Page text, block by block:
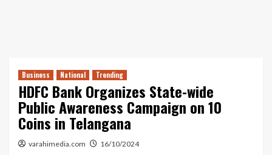
Business National Trending
HDFC Bank Organizes State-wide
Public Awareness Campaign on ₹10
Coins in Telangana
varahimedia.com 16/10/2024